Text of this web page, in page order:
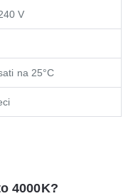
V
na 25°C
4000K?